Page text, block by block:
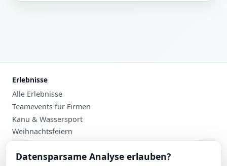
Erlebnisse
Alle Erlebnisse
Teamevents für Firmen
Kanu & Wassersport
Weihnachtsfeiern
Planung
Datensparsame Analyse erlauben?